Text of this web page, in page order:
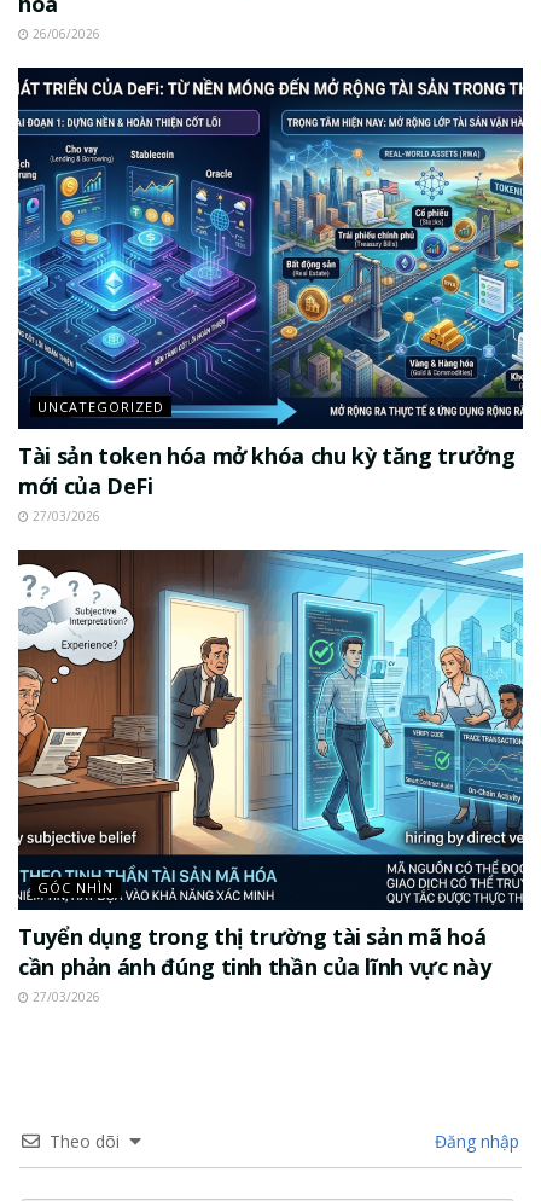
26/06/2026
UNCATEGORIZED
Tài sản token hóa mở khóa chu kỳ tăng trưởng
mới của DeFi
27/03/2026
GÓC NHÌN
Tuyển dụng trong thị trường tài sản mã hoá
cần phản ánh đúng tinh thần của lĩnh vực này
27/03/2026
Theo dõi Đăng nhập